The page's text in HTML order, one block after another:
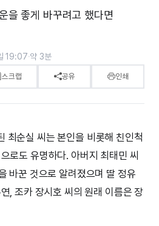
을 좋게 바꾸려고 했다면
19:07·약 3분
스크랩 공유 인쇄
최순실 씨는 본인을 비롯해 친인척
로도 유명하다. 아버지 최태민 씨
바꾼 것으로 알려졌으며 딸 정유
, 조카 장시호 씨의 원래 이름은 장